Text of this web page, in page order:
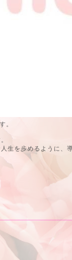
。
生を歩めるように、